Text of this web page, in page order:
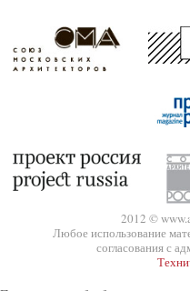
2012 ©
Любое использование
согласования с